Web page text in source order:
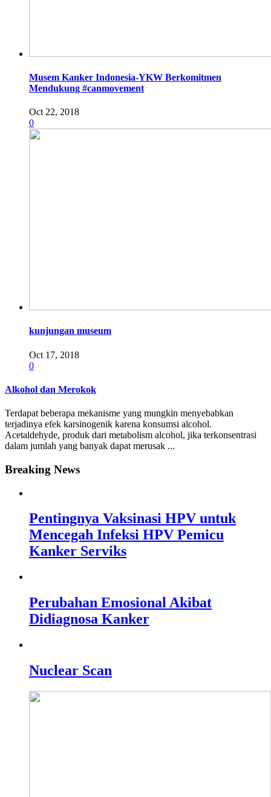
Musem Kanker Indonesia-YKW Berkomitmen
Mendukung #canmovement
Oct 22, 2018
0
kunjungan museum
Oct 17, 2018
0
Alkohol dan Merokok
Terdapat beberapa mekanisme yang mungkin menyebabkan
terjadinya efek karsinogenik karena konsumsi alcohol.
Acetaldehyde, produk dari metabolism alcohol, jika terkonsentrasi
dalam jumlah yang banyak dapat merusak ...
Breaking News
Pentingnya Vaksinasi HPV untuk
Mencegah Infeksi HPV Pemicu
Kanker Serviks
Perubahan Emosional Akibat
Didiagnosa Kanker
Nuclear Scan